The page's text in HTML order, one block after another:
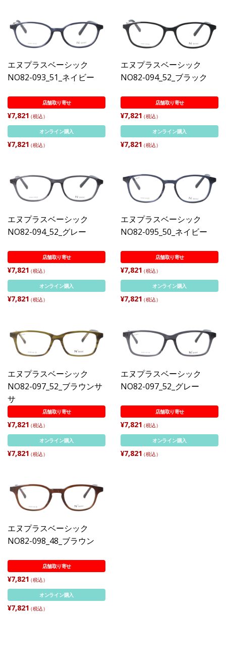
エヌプラスベーシック
NO82-093_51_ネイビー
店舗取り寄せ
¥7,821 （税込）
オンライン購入
¥7,821 （税込）
エヌプラスベーシック
NO82-094_52_ブラック
店舗取り寄せ
¥7,821 （税込）
オンライン購入
¥7,821 （税込）
エヌプラスベーシック
NO82-094_52_グレー
店舗取り寄せ
¥7,821 （税込）
オンライン購入
¥7,821 （税込）
エヌプラスベーシック
NO82-095_50_ネイビー
店舗取り寄せ
¥7,821 （税込）
オンライン購入
¥7,821 （税込）
エヌプラスベーシック
NO82-097_52_ブラウンサ
サ
店舗取り寄せ
¥7,821 （税込）
オンライン購入
¥7,821 （税込）
エヌプラスベーシック
NO82-097_52_グレー
店舗取り寄せ
¥7,821 （税込）
オンライン購入
¥7,821 （税込）
エヌプラスベーシック
NO82-098_48_ブラウン
店舗取り寄せ
¥7,821 （税込）
オンライン購入
¥7,821 （税込）